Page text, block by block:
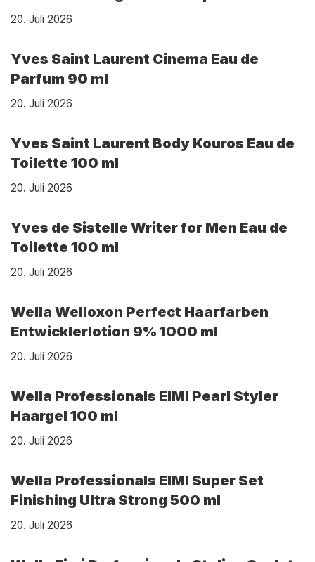
20. Juli 2026
Yves Saint Laurent Cinema Eau de
Parfum 90 ml
20. Juli 2026
Yves Saint Laurent Body Kouros Eau de
Toilette 100 ml
20. Juli 2026
Yves de Sistelle Writer for Men Eau de
Toilette 100 ml
20. Juli 2026
Wella Welloxon Perfect Haarfarben
Entwicklerlotion 9% 1000 ml
20. Juli 2026
Wella Professionals EIMI Pearl Styler
Haargel 100 ml
20. Juli 2026
Wella Professionals EIMI Super Set
Finishing Ultra Strong 500 ml
20. Juli 2026